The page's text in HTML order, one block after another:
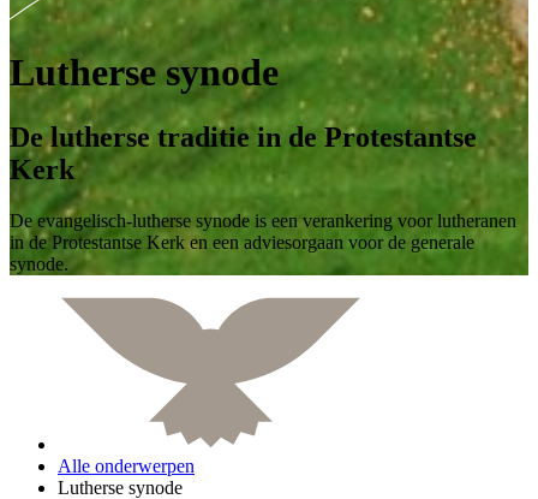
Lutherse synode
De lutherse traditie in de Protestantse
Kerk
De evangelisch-lutherse synode is een verankering voor lutheranen
in de Protestantse Kerk en een adviesorgaan voor de generale
synode.
Alle onderwerpen
Lutherse synode